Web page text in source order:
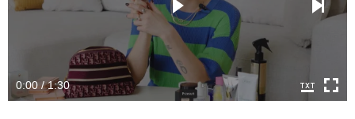
0:00 / 1:30